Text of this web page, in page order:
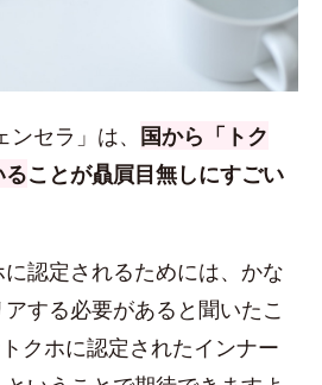
ンセラ」は、 国から「トク
ことが贔屓目無しにすごい
認定されるためには、かな
する必要があると聞いたこ
クホに認定されたインナー